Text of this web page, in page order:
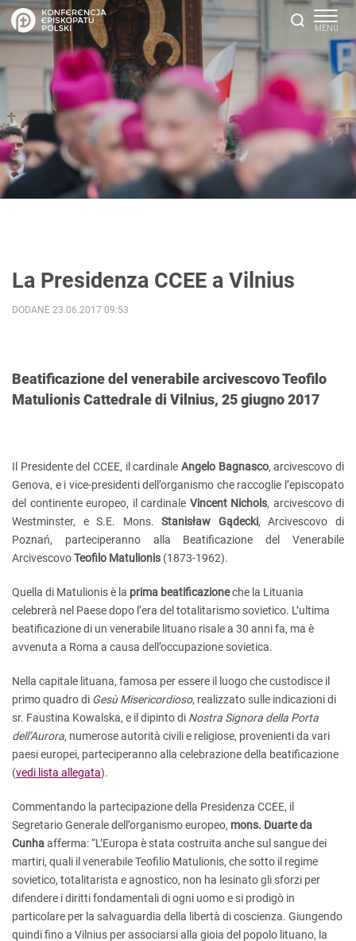
La Presidenza CCEE a Vilnius
Beatificazione del venerabile arcivescovo Teofilo
Matulionis Cattedrale di Vilnius, 25 giugno 2017
DODANE 23.06.2017 09:53
Il Presidente del CCEE, il cardinale Angelo Bagnasco, arcivescovo di
Genova, e i vice-presidenti dell’organismo che raccoglie l’episcopato
del continente europeo, il cardinale Vincent Nichols, arcivescovo di
Westminster, e S.E. Mons.Stanisław Gądecki, Arcivescovo di
Poznań, parteciperanno alla Beatificazione del Venerabile
ArcivescovoTeofilo Matulionis (1873-1962).
Quella di Matulionis è la prima beatificazioneche la Lituania
celebrerà nel Paese dopo l’era del totalitarismo sovietico. L’ultima
beatificazione di un venerabile lituano risale a 30 anni fa, ma è
avvenuta a Roma a causa dell’occupazione sovietica.
Nella capitale lituana, famosa per essere il luogo che custodisce il
primo quadro di Gesù Misericordioso, realizzato sulle indicazioni di
sr. Faustina Kowalska, e il dipinto di Nostra Signora della Porta
dell’Aurora, numerose autorità civili e religiose, provenienti da vari
paesi europei, parteciperanno alla celebrazione della beatificazione
(vedi lista allegata).
Commentando la partecipazione della Presidenza CCEE, il
Segretario Generale dell’organismo europeo, mons. Duarte da
Cunhaafferma: “L’Europa è stata costruita anche sul sangue dei
martiri, quali il venerabile Teofilio Matulionis, che sotto il regime
sovietico, totalitarista e agnostico, non ha lesinato gli sforzi per
difendere i diritti fondamentali di ogni uomo e si prodigò in
particolare per la salvaguardia della libertà di coscienza. Giungendo
quindi fino a Vilnius per associarsi alla gioia del popolo lituano, la